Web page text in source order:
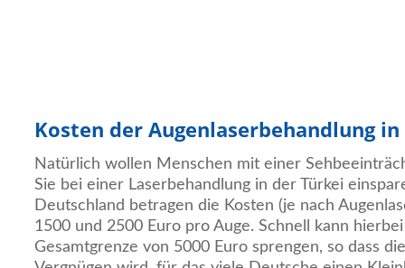
Kosten der Augenlaserbehandlung
Natürlich wollen Menschen mit einer
Sie bei einer Laserbehandlung in der Türkei
Deutschland betragen die Kosten (je nach
1500 und 2500 Euro pro Auge. Schnell kann
Gesamtgrenze von 5000 Euro sprengen, so dass